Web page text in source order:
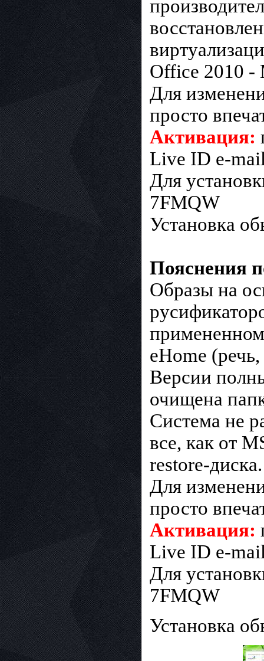
Office 2010 -
Для
просто
Активация:
Live ID e-
Для
7FMQW
Установка
Пояснения
Образы на
eHome
Версии
очищена
Система не
все, как от
restore-диска.
Для
просто
Активация:
Live ID e-
Для
7FMQW
Установка